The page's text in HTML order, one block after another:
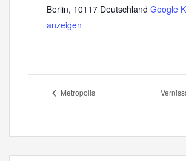
Berlin, 10117 Deutschland Google
anzeigen
Metropolis